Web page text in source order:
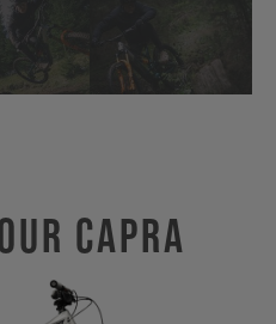
CAPRA